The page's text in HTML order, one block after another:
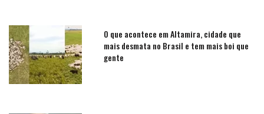
O que acontece em Altamira, cidade que
mais desmata no Brasil e tem mais boi que
gente